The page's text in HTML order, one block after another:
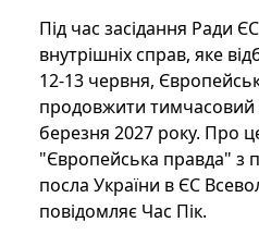
Під час засідання Ради
внутрішніх справ, яке
12-13 червня,
продовжити тимчасовий
березня 2027 року. Про
"Європейська правда" з
посла України в ЄС
повідомляє Час Пік.